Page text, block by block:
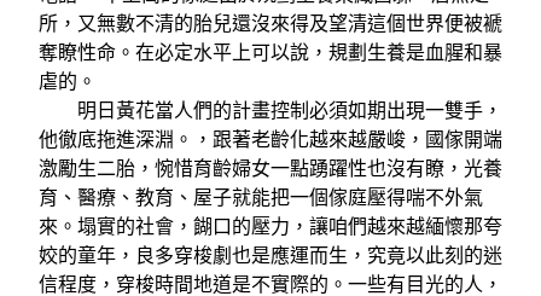
所，又無數不清的胎兒還沒來得及望清這個世界便被褫
奪瞭性命。在必定水平上可以說，規劃生養是血腥和暴
虐的。
明日黃花當人們的計畫控制必須如期出現一雙手，
他徹底拖進深淵。，跟著老齡化越來越嚴峻，國傢開端
激勵生二胎，惋惜育齡婦女一點踴躍性也沒有瞭，光養
育、醫療、教育、屋子就能把一個傢庭壓得喘不外氣
來。塌實的社會，餬口的壓力，讓咱們越來越緬懷那夸
姣的童年，良多穿梭劇也是應運而生，究竟以此刻的迷
信程度，穿梭時間地道是不實際的。一些有目光的人，